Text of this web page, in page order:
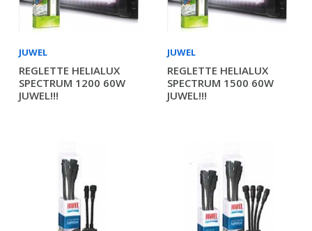
JUWEL
REGLETTE HELIALUX
SPECTRUM 1200 60W
JUWEL!!!
JUWEL
REGLETTE HELIALUX
SPECTRUM 1500 60W
JUWEL!!!